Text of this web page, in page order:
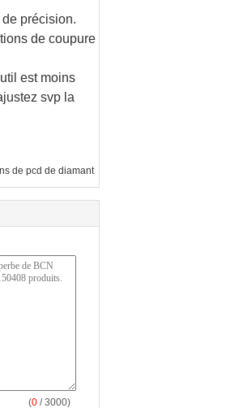
précision.
de coupure
est moins
svp la
de pcd de diamant
(0 / 3000)